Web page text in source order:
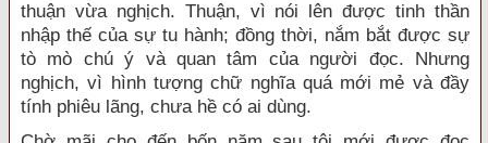
thuận vừa nghịch. Thuận, vì nói lên được tinh thần
nhập thế của sự tu hành; đồng thời, nắm bắt được sự
tò mò chú ý và quan tâm của người đọc. Nhưng
nghịch, vì hình tượng chữ nghĩa quá mới mẻ và đầy
tính phiêu lãng, chưa hề có ai dùng.